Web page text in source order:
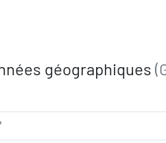
géographiques